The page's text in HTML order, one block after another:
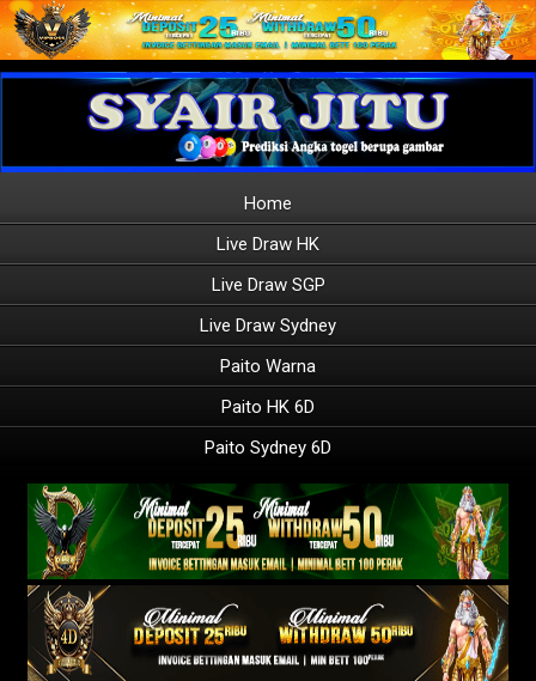
Home
Live Draw HK
Live Draw SGP
Live Draw Sydney
Paito Warna
Paito HK 6D
Paito Sydney 6D